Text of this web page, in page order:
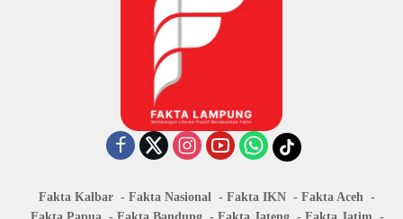
Fakta Kalbar Fakta Nasional Fakta IKN
Fakta Aceh